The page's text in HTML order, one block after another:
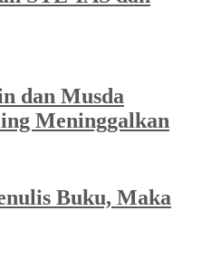
dan Musda
Meninggalkan
Buku, Maka